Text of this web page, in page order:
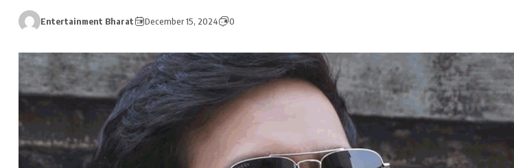
Entertainment Bharat December 15, 2024 0